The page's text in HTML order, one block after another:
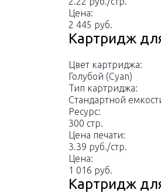
Цена:
2 445 руб.
Картридж
Цвет картриджа:
Голубой (Cyan)
Тип картриджа:
Стандартной
Ресурс:
300 стр.
Цена печати:
3.39 руб./стр.
Цена:
1 016 руб.
Картридж